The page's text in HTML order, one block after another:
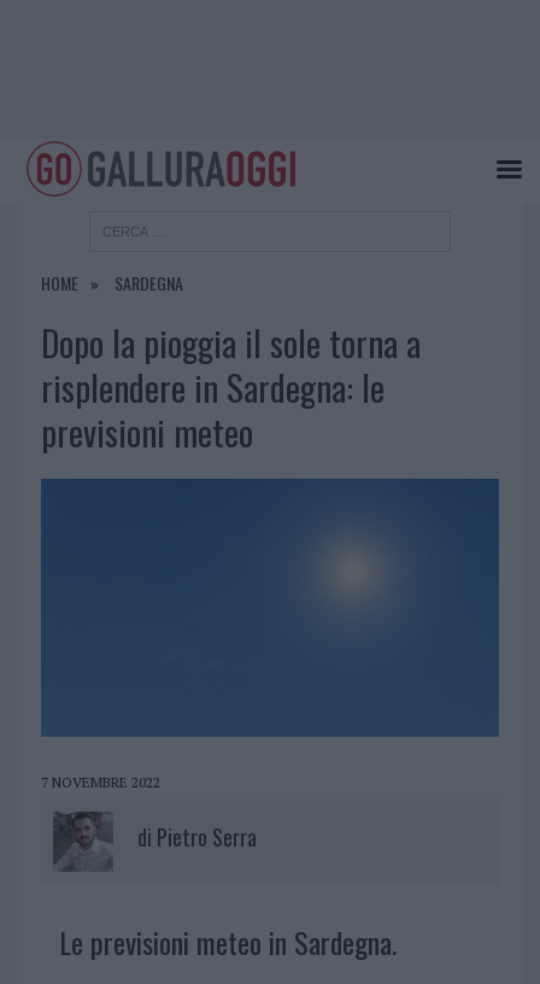
HOME SARDEGNA
Dopo la pioggia il sole torna a
risplendere in Sardegna: le
previsioni meteo
7 NOVEMBRE 2022
di Pietro Serra
Le previsioni meteo in Sardegna.